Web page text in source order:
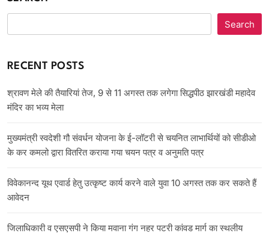
Search
RECENT POSTS
श्रावण मेले की तैयारियां तेज, 9 से 11 अगस्त तक लगेगा सिद्धपीठ झारखंडी महादेव
मंदिर का भव्य मेला
मुख्यमंत्री स्वदेशी गौ संवर्धन योजना के ई-लॉटरी से चयनित लाभार्थियों को सीडीओ
के कर कमलो द्वारा वितरित कराया गया चयन पत्र व अनुमति पत्र
विवेकानन्द यूथ एवार्ड हेतु उत्कृष्ट कार्य करने वाले युवा 10 अगस्त तक कर सकते हैं
आवेदन
जिलाधिकारी व एसएसपी ने किया मवाना गंग नहर पटरी कांवड मार्ग का स्थलीय